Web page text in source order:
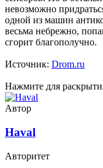
невозможно
одной из машин
весьма небрежно,
сгорит благополучно.
Источник: Drom.ru
Нажмите для
Автор
Haval
Авторитет